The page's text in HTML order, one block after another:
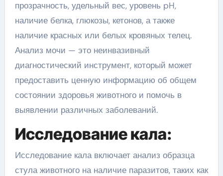
прозрачность, удельный вес, уровень pH,
наличие белка, глюкозы, кетонов, а также
наличие красных или белых кровяных телец.
Анализ мочи — это неинвазивный
диагностический инструмент, который может
предоставить ценную информацию об общем
состоянии здоровья животного и помочь в
выявлении различных заболеваний.
Исследование кала:
Исследование кала включает анализ образца
стула животного на наличие паразитов, таких как